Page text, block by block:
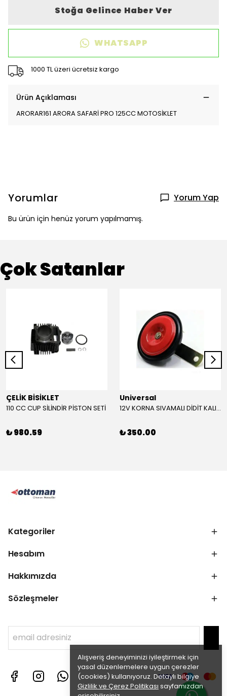
Alışveriş deneyiminizi iyileştirmek için
yasal düzenlemelere uygun çerezler
(cookies) kullanıyoruz. Detaylı bilgiye
Gizlilik ve Çerez Politikası sayfamızdan
Stoğa Gelince Haber Ver
WHATSAPP
1000 TL üzeri ücretsiz kargo
Ürün Açıklaması
ARORAR161 ARORA SAFARİ PRO 125CC MOTOSİKLET
Yorumlar Yorum Yap
Bu ürün için henüz yorum yapılmamış.
Çok Satanlar
ÇELİK BİSİKLET
110 CC CUP SİLİNDİR PİSTON SETİ
₺ 980.59
Universal
12V KORNA SIVAMALI DİDİT KALIN SESLİ (KIRMIZI)
₺ 350.00
Kategoriler
Hesabım
Hakkımızda
Sözleşmeler